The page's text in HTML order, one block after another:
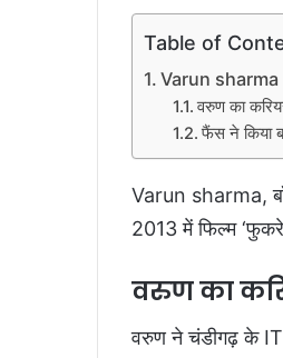
Table of
Varun sharma
वरुण का
फैंस ने किया
Varun sharma,
2013 में फिल्म
वरुण का
वरुण ने चंडीगढ़ के